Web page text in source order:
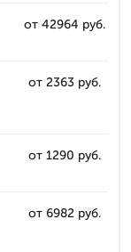
от 42964 руб.
от 2363 руб.
от 1290 руб.
от 6982 руб.